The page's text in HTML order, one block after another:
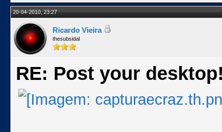
20-04-2010, 23:27
Ricardo Vieira
thesubsidal
RE: Post your